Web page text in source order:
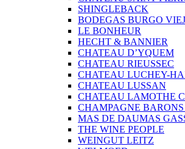
SHINGLEBACK
BODEGAS BURGO
LE BONHEUR
HECHT & BANNIER
CHATEAU D’YQUEM
CHATEAU RIEUSSEC
CHATEAU LUCHEY-
CHATEAU LUSSAN
CHATEAU LAMOTHE
CHAMPAGNE
MAS DE DAUMAS
THE WINE PEOPLE
WEINGUT LEITZ